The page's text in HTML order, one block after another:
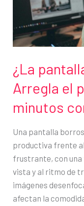
¿La
Arregla el
minutos
Una pantalla
productiva frente
frustrante, con una
vista y al ritmo de
imágenes
afectan la